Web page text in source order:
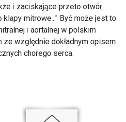
i zaciskające przeto otwór
mitrowe..." Być może jest to
i aortalnej w polskim
względnie dokładnym opisem
chorego serca.